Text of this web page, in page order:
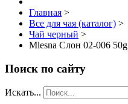
Главная >
Все для чая (каталог) >
Чай черный >
Mlesna Слон 02-006 50g
Поиск по сайту
Искать...